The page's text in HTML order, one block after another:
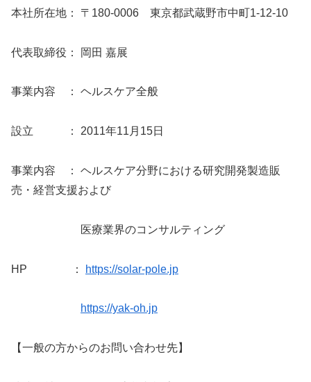
本社所在地： 〒180-0006 東京都武蔵野市中町1-12-10
代表取締役： 岡田 嘉展
事業内容 ： ヘルスケア全般
設立 ： 2011年11月15日
事業内容 ： ヘルスケア分野における研究開発製造販
売・経営支援および
医療業界のコンサルティング
HP ： https://solar-pole.jp
https://yak-oh.jp
【一般の方からのお問い合わせ先】